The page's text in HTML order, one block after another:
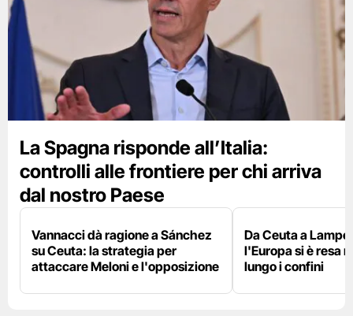
La Spagna risponde all’Italia:
controlli alle frontiere per chi arriva
dal nostro Paese
Vannacci dà ragione a Sánchez
su Ceuta: la strategia per
attaccare Meloni e l'opposizione
Da Ceuta a
l'Europa si è resa
lungo i confini